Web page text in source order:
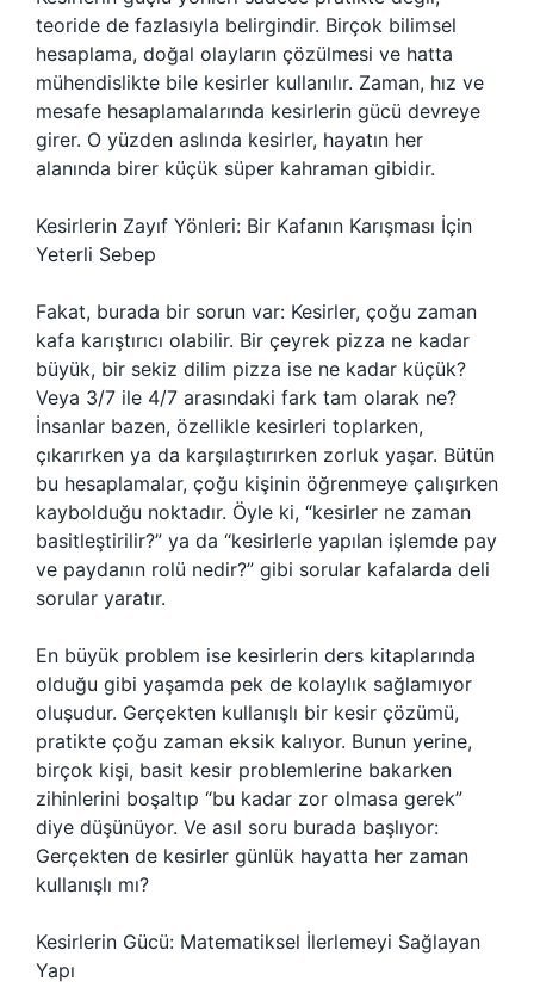
teoride de fazlasıyla belirgindir. Birçok bilimsel
hesaplama, doğal olayların çözülmesi ve hatta
mühendislikte bile kesirler kullanılır. Zaman, hız ve
mesafe hesaplamalarında kesirlerin gücü devreye
girer. O yüzden aslında kesirler, hayatın her
alanında birer küçük süper kahraman gibidir.
Kesirlerin Zayıf Yönleri: Bir Kafanın Karışması İçin
Yeterli Sebep
Fakat, burada bir sorun var: Kesirler, çoğu zaman
kafa karıştırıcı olabilir. Bir çeyrek pizza ne kadar
büyük, bir sekiz dilim pizza ise ne kadar küçük?
Veya 3/7 ile 4/7 arasındaki fark tam olarak ne?
İnsanlar bazen, özellikle kesirleri toplarken,
çıkarırken ya da karşılaştırırken zorluk yaşar. Bütün
bu hesaplamalar, çoğu kişinin öğrenmeye çalışırken
kaybolduğu noktadır. Öyle ki, “kesirler ne zaman
basitleştirilir?” ya da “kesirlerle yapılan işlemde pay
ve paydanın rolü nedir?” gibi sorular kafalarda deli
sorular yaratır.
En büyük problem ise kesirlerin ders kitaplarında
olduğu gibi yaşamda pek de kolaylık sağlamıyor
oluşudur. Gerçekten kullanışlı bir kesir çözümü,
pratikte çoğu zaman eksik kalıyor. Bunun yerine,
birçok kişi, basit kesir problemlerine bakarken
zihinlerini boşaltıp “bu kadar zor olmasa gerek”
diye düşünüyor. Ve asıl soru burada başlıyor:
Gerçekten de kesirler günlük hayatta her zaman
kullanışlı mı?
Kesirlerin Gücü: Matematiksel İlerlemeyi Sağlayan
Yapı